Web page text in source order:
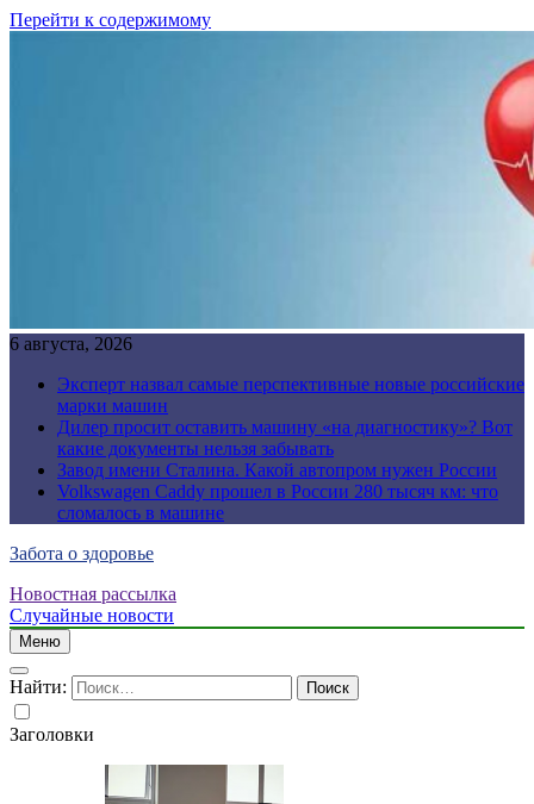
Перейти к содержимому
6 августа, 2026
Эксперт назвал самые перспективные новые российские
марки машин
Дилер просит оставить машину «на диагностику»? Вот
какие документы нельзя забывать
Завод имени Сталина. Какой автопром нужен России
Volkswagen Caddy прошел в России 280 тысяч км: что
сломалось в машине
Забота о здоровье
Новостная рассылка
Случайные новости
Меню
Найти:
Заголовки